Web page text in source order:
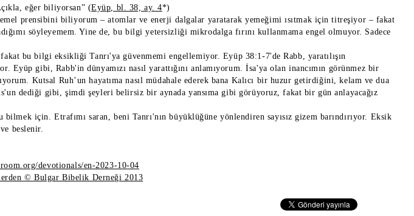
eğer biliyorsan” (Eyüp, bl. 38, ay. 4*)
prensibini biliyorum – atomlar ve enerji dalgalar yaratarak yemeğimi ısıtmak için titreşiyor – fakat
söyleyemem. Yine de, bu bilgi yetersizliği mikrodalga fırını kullanmama engel olmuyor. Sadece
fakat bu bilgi eksikliği Tanrı'ya güvenmemi engellemiyor. Eyüp 38:1-7'de Rabb, yaratılışın
Eyüp gibi, Rabb'in dünyamızı nasıl yarattığını anlamıyorum. İsa'ya olan inancımın görünmez bir
Kutsal Ruh’un hayatıma nasıl müdahale ederek bana Kalıcı bir huzur getirdiğini, kelam ve dua
dediği gibi, şimdi şeyleri belirsiz bir aynada yansıma gibi görüyoruz, fakat bir gün anlayacağız
için. Etrafımı saran, beni Tanrı'nın büyüklüğüne yönlendiren sayısız gizem barındırıyor. Eksik
beslenir.
devotionals/en-2023-10-04
© Bulgar Bibelik Derneği 2013